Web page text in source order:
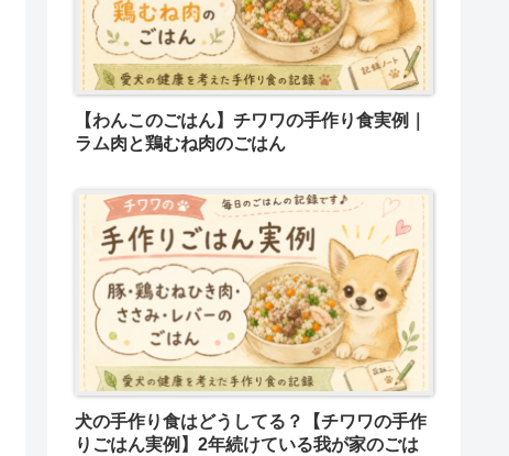
【わんこのごはん】チワワの手作り食実例｜
ラム肉と鶏むね肉のごはん
犬の手作り食はどうしてる？【チワワの手作
りごはん実例】2年続けている我が家のごは